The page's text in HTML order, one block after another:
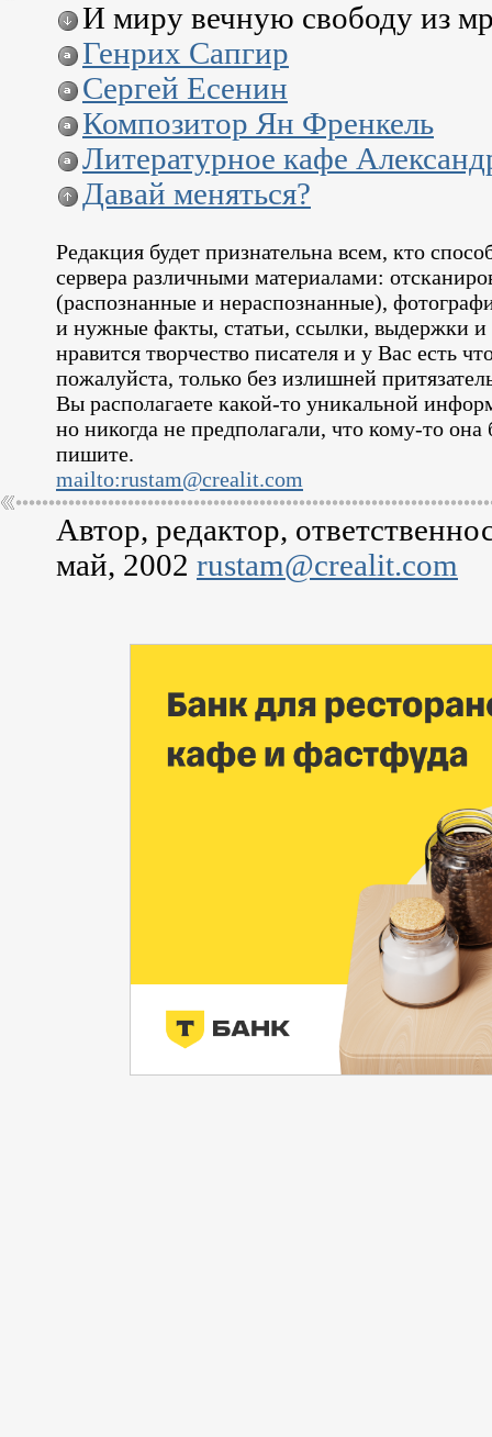
И миру вечную свободу из
Генрих Сапгир
Сергей Есенин
Композитор Ян Френкель
Литературное кафе
Давай меняться?
Редакция будет признательна всем, кто
сервера различными материалами:
(распознанные и нераспознанные),
и нужные факты, статьи, ссылки, выдержки
нравится творчество писателя и у Вас есть
пожалуйста, только без излишней
Вы располагаете какой-то уникальной
но никогда не предполагали, что кому-то она
пишите.
mailto:rustam@crealit.com
Автор, редактор,
май, 2002 rustam@crealit.com